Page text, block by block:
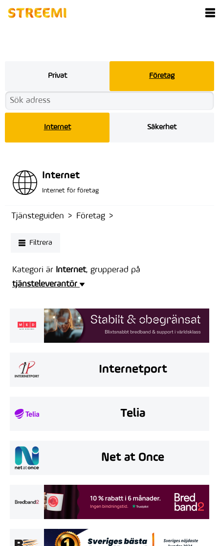
Privat Företag
Internet Säkerhet
Internet
Internet för företag
Tjänsteguiden Företag
Filtrera
Kategori är Internet, grupperad på
tjänsteleverantör
Internetport
Telia
Net at Once